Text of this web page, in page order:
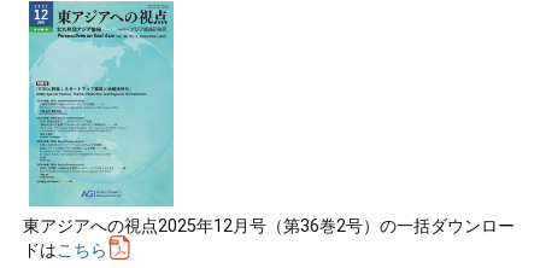
東アジアへの視点2025年12月号（第36巻2号）の一括ダウンロー
ドはこちら